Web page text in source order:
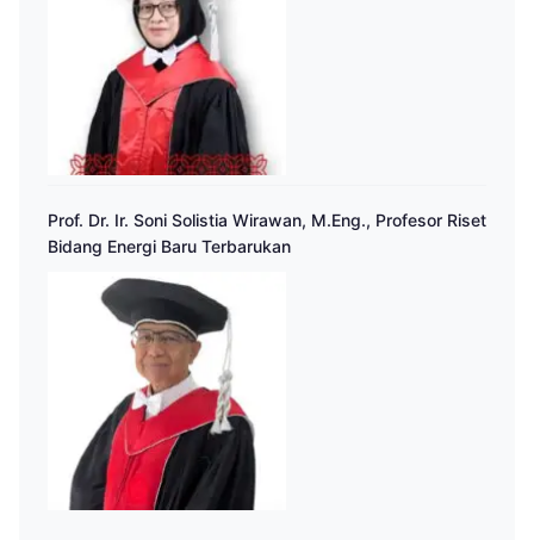
Prof. Dr. Ir. Soni Solistia Wirawan, M.Eng., Profesor Riset
Bidang Energi Baru Terbarukan